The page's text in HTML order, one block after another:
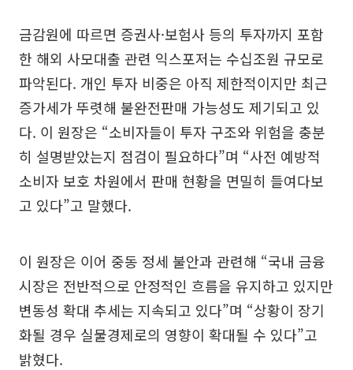
금감원에 따르면 증권사·보험사 등의 투자까지 포함
한 해외 사모대출 관련 익스포저는 수십조원 규모로
파악된다. 개인 투자 비중은 아직 제한적이지만 최근
증가세가 뚜렷해 불완전판매 가능성도 제기되고 있
다. 이 원장은 “소비자들이 투자 구조와 위험을 충분
히 설명받았는지 점검이 필요하다”며 “사전 예방적
소비자 보호 차원에서 판매 현황을 면밀히 들여다보
고 있다”고 말했다.
이 원장은 이어 중동 정세 불안과 관련해 “국내 금융
시장은 전반적으로 안정적인 흐름을 유지하고 있지만
변동성 확대 추세는 지속되고 있다”며 “상황이 장기
화될 경우 실물경제로의 영향이 확대될 수 있다”고
밝혔다.